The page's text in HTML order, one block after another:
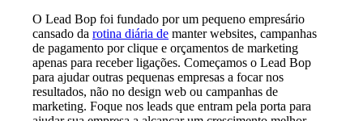
O Lead Bop foi fundado por um pequeno empresário
cansado da rotina diária de manter websites, campanhas
de pagamento por clique e orçamentos de marketing
apenas para receber ligações. Começamos o Lead Bop
para ajudar outras pequenas empresas a focar nos
resultados, não no design web ou campanhas de
marketing. Foque nos leads que entram pela porta para